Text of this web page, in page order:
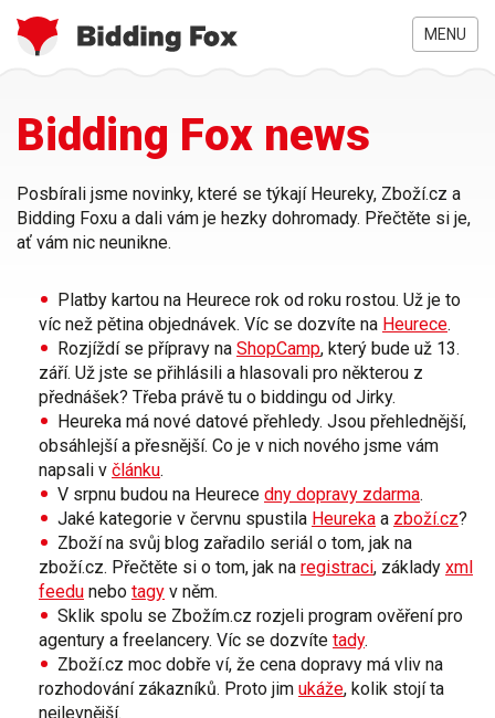
hlavnímu
MENU
zde
Bidding Fox news
Posbírali jsme novinky, které se týkají Heureky, Zboží.cz a
Bidding Foxu a dali vám je hezky dohromady. Přečtěte si je,
ať vám nic neunikne.
Platby kartou na Heurece rok od roku rostou. Už je to
víc než pětina objednávek. Víc se dozvíte na Heurece.
Rozjíždí se přípravy na ShopCamp, který bude už 13.
září. Už jste se přihlásili a hlasovali pro některou z
přednášek? Třeba právě tu o biddingu od Jirky.
Heureka má nové datové přehledy. Jsou přehlednější,
obsáhlejší a přesnější. Co je v nich nového jsme vám
napsali v článku.
V srpnu budou na Heurece dny dopravy zdarma.
Jaké kategorie v červnu spustila Heureka a zboží.cz?
Zboží na svůj blog zařadilo seriál o tom, jak na
zboží.cz. Přečtěte si o tom, jak na registraci, základy xml
feedu nebo tagy v něm.
Sklik spolu se Zbožím.cz rozjeli program ověřenípro
agentury a freelancery. Víc se dozvíte tady.
Zboží.cz moc dobře ví, že cena dopravy má vliv na
rozhodování zákazníků. Proto jim ukáže, kolik stojí ta
nejlevnější.